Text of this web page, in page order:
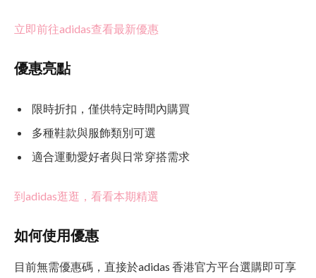
立即前往adidas查看最新優惠
優惠亮點
限時折扣，僅供特定時間內購買
多種鞋款與服飾類別可選
適合運動愛好者與日常穿搭需求
到adidas逛逛，看看本期精選
如何使用優惠
目前無需優惠碼，直接於adidas 香港官方平台選購即可享